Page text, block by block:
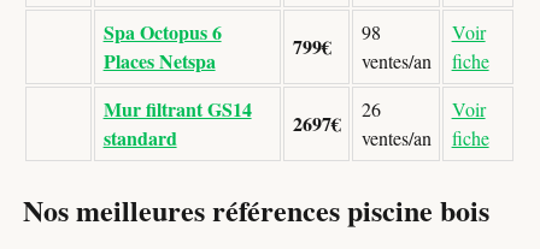
Spa Octopus 6
Places Netspa
799€
98
ventes/an
Voir
fiche
Mur filtrant GS14
standard
2697€
26
ventes/an
Voir
fiche
Nos meilleures références piscine bois